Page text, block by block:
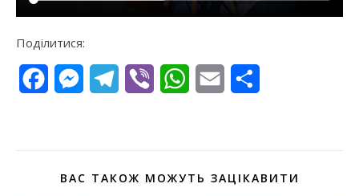
Поділитися:
FacebookMessengerTelegram
Viber WhatsApp
Email
ВАС ТАКОЖ МОЖУТЬ ЗАЦІКАВИТИ